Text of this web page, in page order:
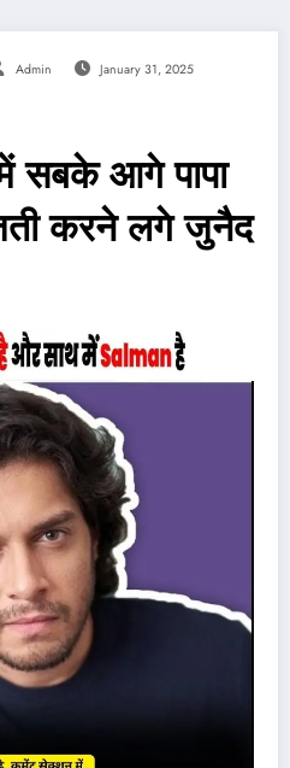
Admin January 31, 2025
सबके आगे पापा
करने लगे जुनैद